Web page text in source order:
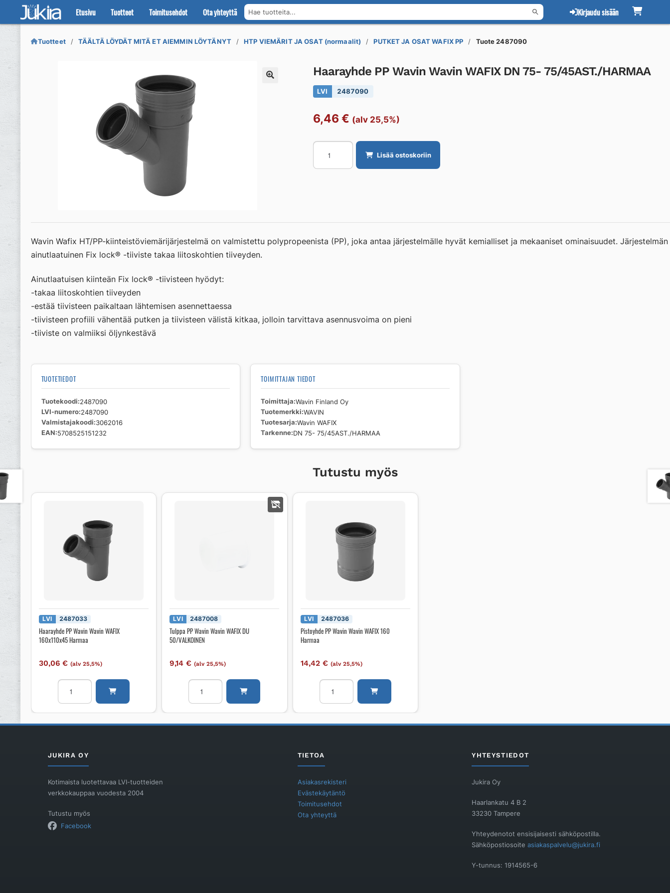
Etusivu Tuotteet Toimitusehdot Ota yhteyttä Hae tuotteita... Kirjaudu sisään
Siirry
navigointiin
Siirry
sisältöön
Tuotteet TÄÄLTÄ LÖYDÄT MITÄ ET AIEMMIN LÖYTÄNYT HTP VIEMÄRIT JA OSAT (normaalit) PUTKET JA OSAT WAFIX PP Tuote 2487090
Haarayhde PP Wavin Wavin WAFIX DN 75- 75/45AST./HARMAA
LVI 2487090
6,46 € (alv 25,5%)
Haarayhde
Wavin
75-
määrä
Lisää ostoskoriin
Wavin Wafix HT/PP-kiinteistöviemärijärjestelmä on valmistettu polypropeenista (PP), joka antaa järjestelmälle hyvät kemialliset ja mekaaniset ominaisuudet. Järjestelmän
ainutlaatuinen Fix lock® -tiiviste takaa liitoskohtien tiiveyden.
Ainutlaatuisen kiinteän Fix lock® -tiivisteen hyödyt:
-takaa liitoskohtien tiiveyden
-estää tiivisteen paikaltaan lähtemisen asennettaessa
-tiivisteen profiili vähentää putken ja tiivisteen välistä kitkaa, jolloin tarvittava asennusvoima on pieni
-tiiviste on valmiiksi öljynkestävä
TUOTETIEDOT
Tuotekoodi 2487090
LVI-numero 2487090
Valmistajakoodi 3062016
EAN 5708525151232
TOIMITTAJAN TIEDOT
Toimittaja Wavin Finland Oy
Tuotemerkki WAVIN
Tuotesarja Wavin WAFIX
Tarkenne DN 75- 75/45AST./HARMAA
Tutustu myös
LVI 2487033
Haarayhde PP Wavin Wavin WAFIX
160x110x45 Harmaa
30,06€ (alv 25,5%)
Haarayhde
Wavin
WAFIX
LVI 2487008
Tulppa PP Wavin Wavin WAFIX DU
50/VALKOINEN
9,14€ (alv 25,5%)
Tulppa
Wavin
WAFIX
LVI 2487036
Pistoyhde PP Wavin Wavin WAFIX 160
Harmaa
14,42 € (alv 25,5%)
Pistoyhde
Wavin
WAFIX
JUKIRA OY
Kotimaista luotettavaa LVI-tuotteiden
verkkokauppaa vuodesta 2004
Tutustu myös
Facebook
TIETOA
Asiakasrekisteri
Evästekäytäntö
Toimitusehdot
Ota yhteyttä
YHTEYSTIEDOT
Jukira Oy
Haarlankatu 4 B 2
33230 Tampere
Yhteydenotot ensisijaisesti sähköpostilla.
Sähköpostiosoiteasiakaspalvelu@jukira.fi
Y-tunnus: 1914565-6